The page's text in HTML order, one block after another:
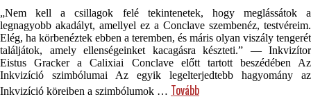
„Nem kell a csillagok felé tekintenetek, hogy meglássátok a
legnagyobb akadályt, amellyel ez a Conclave szembenéz, testvéreim.
Elég, ha körbenéztek ebben a teremben, és máris olyan viszály tengerét
találjátok, amely ellenségeinket kacagásra készteti.” — Inkvizítor
Eistus Gracker a Calixiai Conclave előtt tartott beszédében Az
Inkvizíció szimbólumai Az egyik legelterjedtebb hagyomány az
Inkvizíció köreiben a szimbólumok … Tovább